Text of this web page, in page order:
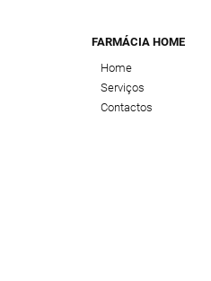
FARMÁCIA HOME
Home
Serviços
Contactos